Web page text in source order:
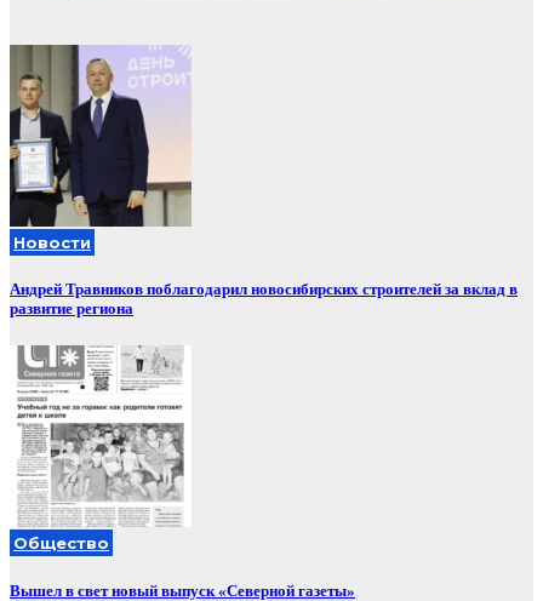
Новости
Андрей Травников поблагодарил новосибирских строителей за вклад в
развитие региона
Общество
Вышел в свет новый выпуск «Северной газеты»